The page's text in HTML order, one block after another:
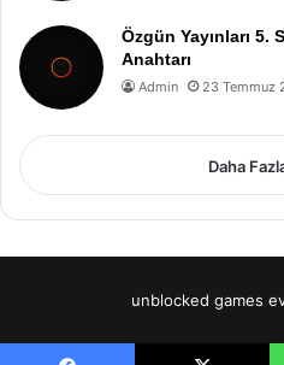
Özgün Yayınları 5.
Anahtarı
Admin 23 Temmuz
Daha
unblocked games